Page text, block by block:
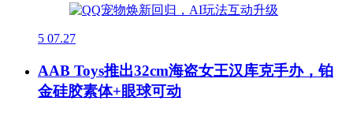
5 07.27
AAB Toys推出32cm海盗女王汉库克手办，铂
金硅胶素体+眼球可动